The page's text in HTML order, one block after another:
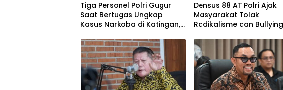
Tiga Personel Polri Gugur
Saat Bertugas Ungkap
Kasus Narkoba di Katingan,
Pangkat Luar Biasa
Anumerta
Densus 88 AT Polri Ajak
Masyarakat Tolak
Radikalisme dan Bullying
Car Free Day Makassar